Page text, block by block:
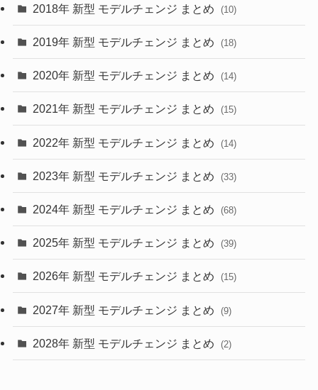
(30)
(27)
(10)
(35)
(10)
(9)
(22)
(4)
(9)
(4)
(1)
2018年 新型 モデルチェンジ まとめ (10)
2019年 新型 モデルチェンジ まとめ (18)
2020年 新型 モデルチェンジ まとめ (14)
2021年 新型 モデルチェンジ まとめ (15)
2022年 新型 モデルチェンジ まとめ (14)
2023年 新型 モデルチェンジ まとめ (33)
2024年 新型 モデルチェンジ まとめ (68)
2025年 新型 モデルチェンジ まとめ (39)
2026年 新型 モデルチェンジ まとめ (15)
2027年 新型 モデルチェンジ まとめ (9)
2028年 新型 モデルチェンジ まとめ (2)